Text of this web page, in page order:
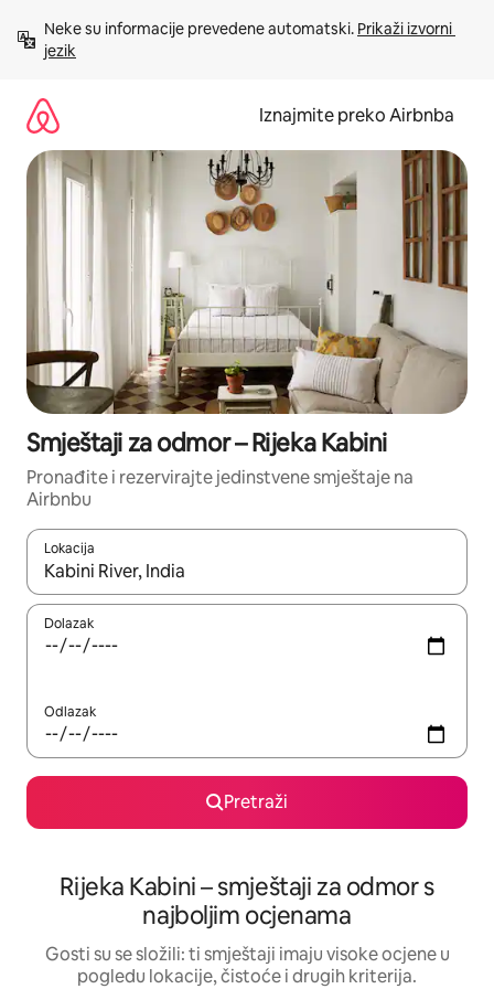
sadržaj
Neke su informacije prevedene automatski. Prikaži izvorni
jezik
Iznajmite preko Airbnba
Smještaji za odmor – Rijeka Kabini
Pronađite i rezervirajte jedinstvene smještaje na
Airbnbu
Lokacija
Kada budu dostupni rezultati, moći ćete ih pregledati
Dolazak
Odlazak
Pretraži
Rijeka Kabini – smještaji za odmor s
najboljim ocjenama
Gosti su se složili: ti smještaji imaju visoke ocjene u
pogledu lokacije, čistoće i drugih kriterija.